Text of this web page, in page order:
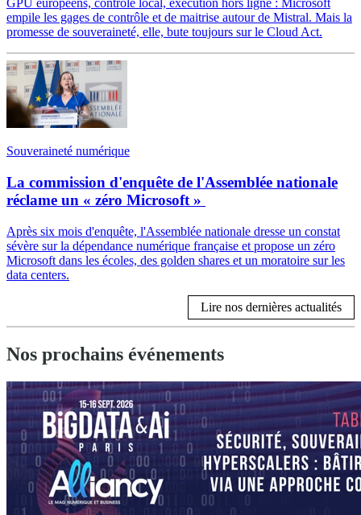
empile les gages de contrôle et de maitrise autour de Mistral. Mais la
promesse de souveraineté, elle, bute toujours sur le Cloud Act.
Souveraineté numérique
La commission d'enquête de l'Assemblée nationale
réclame un « zéro Microsoft »
Après six mois d'enquête, l'Assemblée nationale dresse un constat
sévère sur la dépendance numérique française et propose un zéro
Microsoft dans les écoles, des golden shares et un moratoire sur les
data centers.
Lire nos dernières actualités
Nos prochains événements